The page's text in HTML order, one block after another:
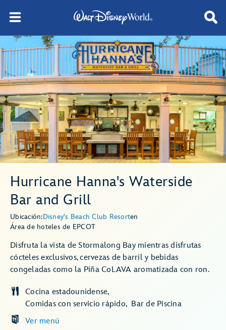
Hurricane Hanna's Waterside
Bar and Grill
Ubicación:Disney's Beach Club Resorten
Área de hoteles de EPCOT
Disfruta la vista de Stormalong Bay mientras disfrutas
cócteles exclusivos, cervezas de barril y bebidas
congeladas como la Piña CoLAVA aromatizada con ron.
Ver menú
Cocina estadounidense
Comidas con servicio rápido
Bar de Piscina